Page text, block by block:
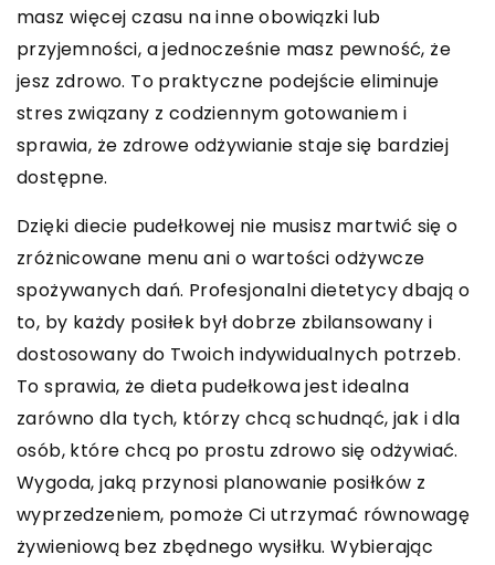
masz więcej czasu na inne obowiązki lub
przyjemności, a jednocześnie masz pewność, że
jesz zdrowo. To praktyczne podejście eliminuje
stres związany z codziennym gotowaniem i
sprawia, że zdrowe odżywianie staje się bardziej
dostępne.
Dzięki diecie pudełkowej nie musisz martwić się o
zróżnicowane menu ani o wartości odżywcze
spożywanych dań. Profesjonalni dietetycy dbają o
to, by każdy posiłek był dobrze zbilansowany i
dostosowany do Twoich indywidualnych potrzeb.
To sprawia, że dieta pudełkowa jest idealna
zarówno dla tych, którzy chcą schudnąć, jak i dla
osób, które chcą po prostu zdrowo się odżywiać.
Wygoda, jaką przynosi planowanie posiłków z
wyprzedzeniem, pomoże Ci utrzymać równowagę
żywieniową bez zbędnego wysiłku. Wybierając